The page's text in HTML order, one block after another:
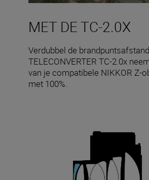
MET DE TC-2.0X
Verdubbel de
TELECONVERTER TC-2.0x
van je compatibele NIKKOR Z-
met 100%.